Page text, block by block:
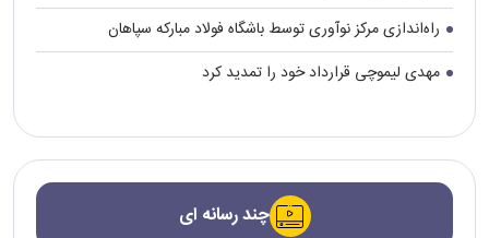
راه‌اندازی مرکز نوآوری توسط باشگاه فولاد مبارکه سپاهان
مهدی لیموچی قرارداد خود را تمدید کرد
چند رسانه ای